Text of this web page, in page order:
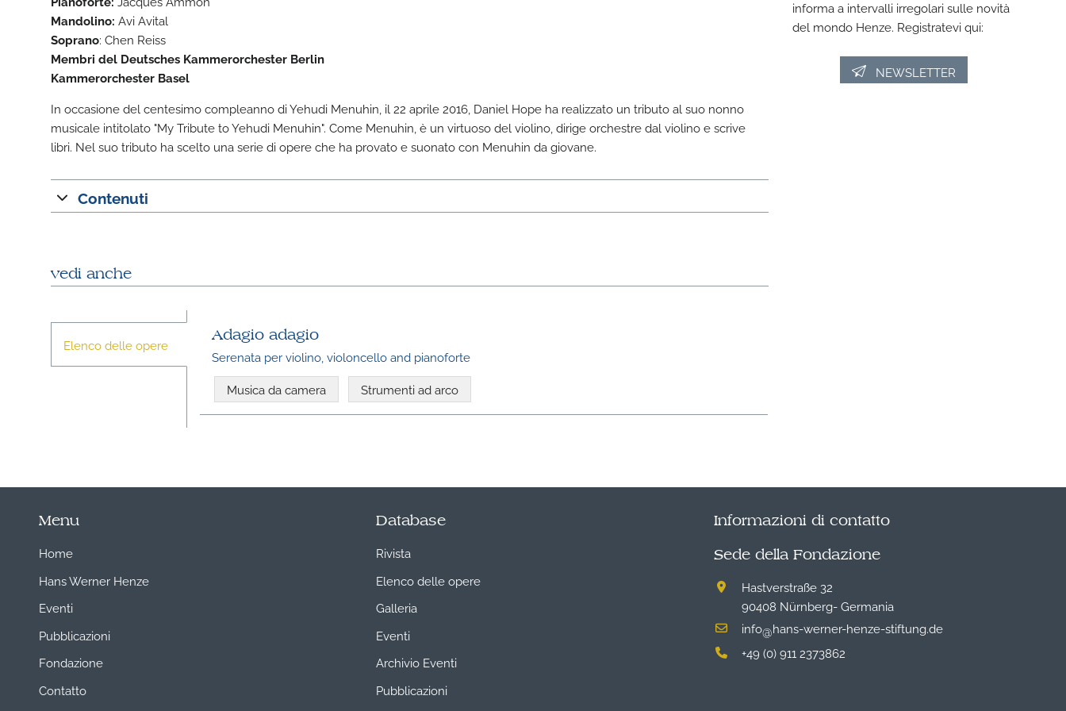
Mandolino: Avi Avital
Soprano: Chen Reiss
Membri del Deutsches Kammerorchester Berlin
Kammerorchester Basel
In occasione del centesimo compleanno di Yehudi Menuhin, il 22 aprile 2016, Daniel Hope ha realizzato un tributo al suo nonno
musicale intitolato "My Tribute to Yehudi Menuhin". Come Menuhin, è un virtuoso del violino, dirige orchestre dal violino e scrive
libri. Nel suo tributo ha scelto una serie di opere che ha provato e suonato con Menuhin da giovane.
Contenuti
vedi anche
Elenco delle opere
Adagio adagio
Serenata per violino, violoncello and pianoforte
Musica da camera Strumenti ad arco
informa a intervalli irregolari sulle novità
del mondo Henze. Registratevi qui:
NEWSLETTER
Menu
Home
Hans Werner Henze
Eventi
Pubblicazioni
Fondazione
Contatto
Database
Rivista
Elenco delle opere
Galleria
Eventi
Archivio Eventi
Pubblicazioni
Informazioni di contatto
Sede della Fondazione
Hastverstraße 32
90408 Nürnberg- Germania
info@hans-werner-henze-stiftung.de
+49 (0) 911 2373862